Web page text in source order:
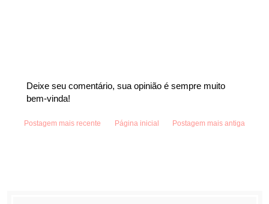
Deixe seu comentário, sua opinião é sempre muito
bem-vinda!
Postagem mais recente Postagem mais antiga
Página inicial